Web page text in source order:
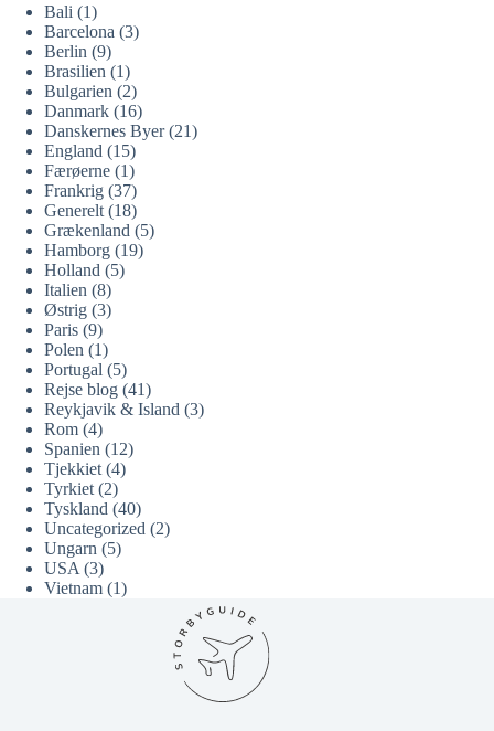
Bali (1)
Barcelona (3)
Berlin (9)
Brasilien (1)
Bulgarien (2)
Danmark (16)
Danskernes Byer(21)
England (15)
Færøerne (1)
Frankrig (37)
Generelt (18)
Grækenland (5)
Hamborg (19)
Holland (5)
Italien (8)
Østrig (3)
Paris (9)
Polen (1)
Portugal (5)
Rejse blog (41)
Reykjavik & Island (3)
Rom (4)
Spanien (12)
Tjekkiet (4)
Tyrkiet (2)
Tyskland (40)
Uncategorized (2)
Ungarn (5)
USA (3)
Vietnam (1)